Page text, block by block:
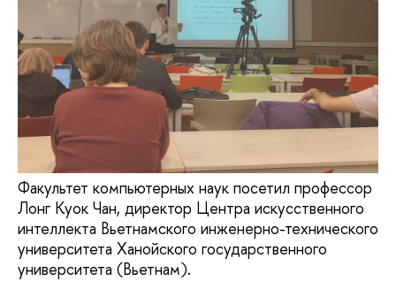
Факультет компьютерных наук посетил профессор
Лонг Куок Чан, директор Центра искусственного
интеллекта Вьетнамского инженерно-технического
университета Ханойского государственного
университета (Вьетнам).